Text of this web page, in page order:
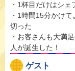
・1杯目だけはシ
・1時間15分かけ
切った
・お客さんも大満
人が誕生した！
ゲスト